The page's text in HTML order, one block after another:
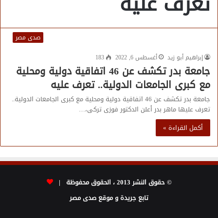
صدى مصر
إبراهيم أبو زيد
أغسطس 6, 2022 183
جامعة بدر تكشف عن 46 اتفاقية دولية ومحلية
مع كبرى الجامعات الدولية.. تعرف عليه
جامعة بدر تكشف عن 46 اتفاقية دولية ومحلية مع كبرى الجامعات الدولية..
تعرف عليها ماهر بدر أعلن الدكتور فوزى تركى،…
أكمل القراءة »
© حقوق النشر 2013 ، الحقوق محفوظة |
تابع جريدة و موقع صدى مصر